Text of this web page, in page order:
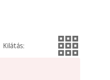
Kilátás: